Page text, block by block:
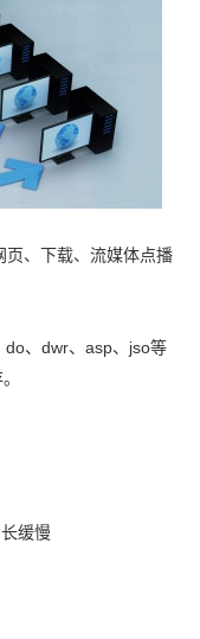
页、下载、流媒体点播
do、dwr、asp、jso等
缓慢